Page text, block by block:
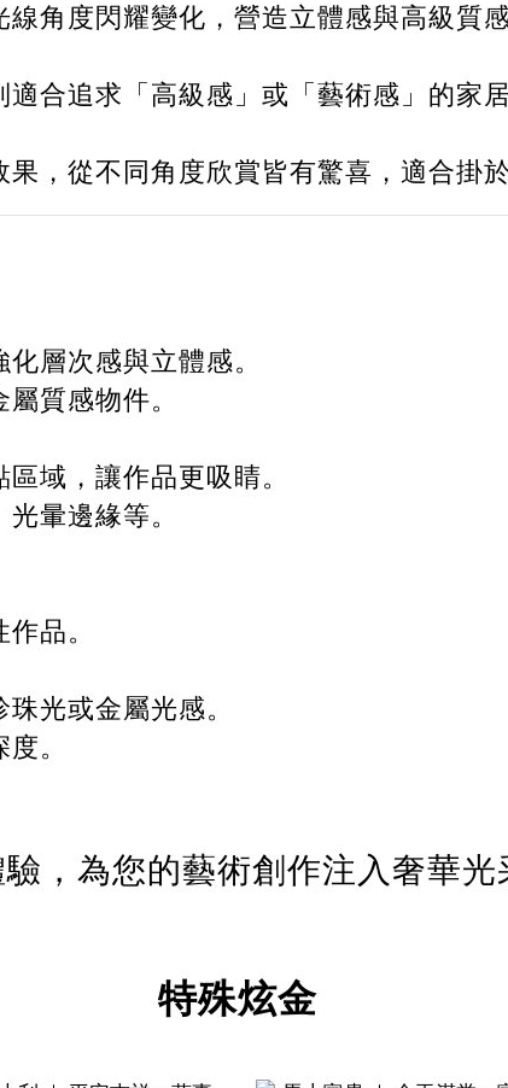
角度閃耀變化，營造立體感與高級質
合追求「高級感」或「藝術感」的家
，從不同角度欣賞皆有驚喜，適合掛
層次感與立體感。
質感物件。
域，讓作品更吸睛。
暈邊緣等。
品。
光或金屬光感。
。
驗，為您的藝術創作注入奢華光
特殊炫金